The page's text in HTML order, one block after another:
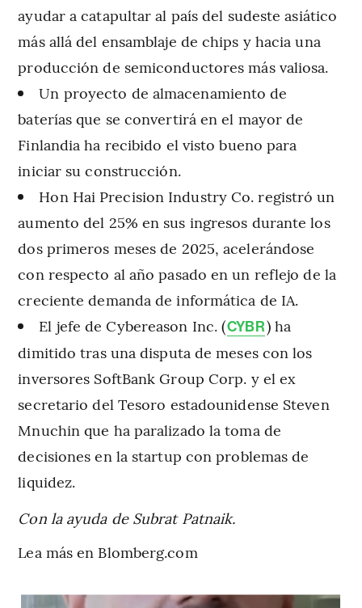
ayudar a catapultar al país del sudeste asiático
más allá del ensamblaje de chips y hacia una
producción de semiconductores más valiosa.
Un proyecto de almacenamiento de
baterías que se convertirá en el mayor de
Finlandia ha recibido el visto bueno para
iniciar su construcción.
Hon Hai Precision Industry Co. registró un
aumento del 25% en sus ingresos durante los
dos primeros meses de 2025, acelerándose
con respecto al año pasado en un reflejo de la
creciente demanda de informática de IA.
El jefe de Cybereason Inc. (CYBR) ha
dimitido tras una disputa de meses con los
inversores SoftBank Group Corp. y el ex
secretario del Tesoro estadounidense Steven
Mnuchin que ha paralizado la toma de
decisiones en la startup con problemas de
liquidez.
Con la ayuda de Subrat Patnaik.
Lea más en Blomberg.com